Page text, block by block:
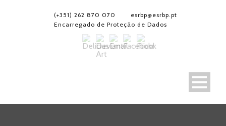
(+351) 262 870 070
esrbp@esrbp.pt
Encarregado de Proteção de Dados